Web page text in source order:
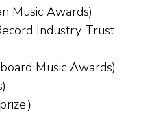
Music Awards)
Industry Trust
Music Awards)
）